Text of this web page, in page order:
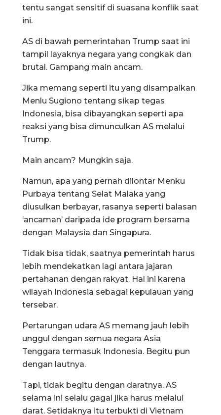
tentu sangat sensitif di suasana konflik saat
ini.
AS di bawah pemerintahan Trump saat ini
tampil layaknya negara yang congkak dan
brutal. Gampang main ancam.
Jika memang seperti itu yang disampaikan
Menlu Sugiono tentang sikap tegas
Indonesia, bisa dibayangkan seperti apa
reaksi yang bisa dimunculkan AS melalui
Trump.
Main ancam? Mungkin saja.
Namun, apa yang pernah dilontar Menku
Purbaya tentang Selat Malaka yang
diusulkan berbayar, rasanya seperti balasan
‘ancaman’ daripada ide program bersama
dengan Malaysia dan Singapura.
Tidak bisa tidak, saatnya pemerintah harus
lebih mendekatkan lagi antara jajaran
pertahanan dengan rakyat. Hal ini karena
wilayah Indonesia sebagai kepulauan yang
tersebar.
Pertarungan udara AS memang jauh lebih
unggul dengan semua negara Asia
Tenggara termasuk Indonesia. Begitu pun
dengan lautnya.
Tapi, tidak begitu dengan daratnya. AS
selama ini selalu gagal jika harus melalui
darat. Setidaknya itu terbukti di Vietnam